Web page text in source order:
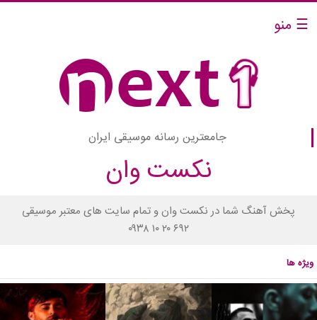
☰ منو
جامعترین رسانه موسیقی ایران
نکست وان
پخش آهنگ شما در نکست وان و تمام سایت های معتبر موسیقی
۰۹۳۸ ۱۰ ۲۰ ۶۹۲
ویژه ها